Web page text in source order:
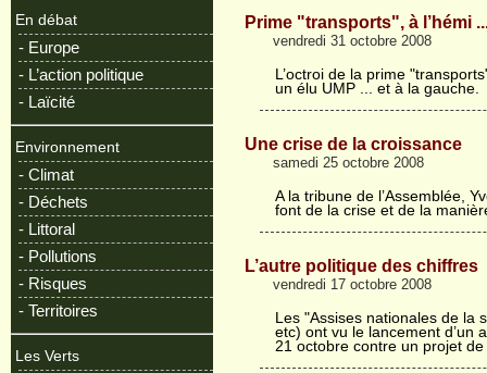
En débat
- Europe
- L’action politique
- Laïcité
Environnement
- Climat
- Déchets
- Littoral
- Pollutions
- Risques
- Territoires
Les Verts
Prime "transports", à l’hémi
vendredi 31 octobre 2008
L’octroi de la prime
un élu UMP ... et à la gauche.
Une crise de la croissance
samedi 25 octobre 2008
A la tribune de l’Assemblée,
font de la crise et de la
L’autre politique des chiffres
vendredi 17 octobre 2008
Les "Assises nationales de
etc) ont vu le lancement d’un
21 octobre contre un projet